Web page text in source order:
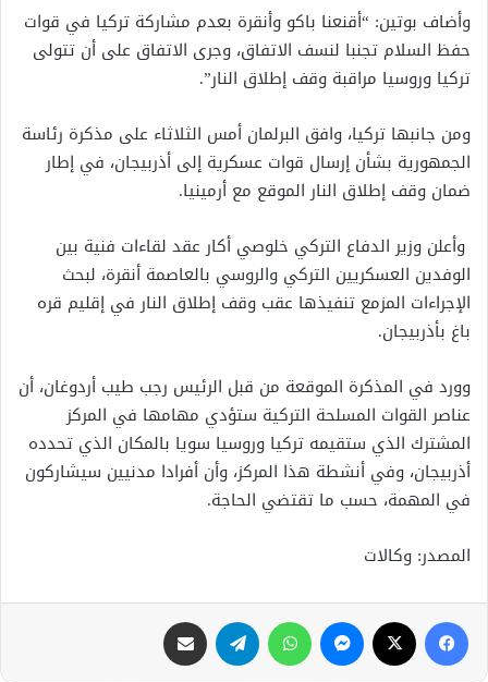
وأضاف بوتين: “أقنعنا باكو وأنقرة بعدم مشاركة تركيا في قوات
حفظ السلام تجنبا لنسف الاتفاق، وجرى الاتفاق على أن تتولى
تركيا وروسيا مراقبة وقف إطلاق النار”.
ومن جانبها تركيا، وافق البرلمان أمس الثلاثاء على مذكرة رئاسة
الجمهورية بشأن إرسال قوات عسكرية إلى أذربيجان، في إطار
ضمان وقف إطلاق النار الموقع مع أرمينيا.
وأعلن وزير الدفاع التركي خلوصي أكار عقد لقاءات فنية بين
الوفدين العسكريين التركي والروسي بالعاصمة أنقرة، لبحث
الإجراءات المزمع تنفيذها عقب وقف إطلاق النار في إقليم قره
باغ بأذربيجان.
وورد في المذكرة الموقعة من قبل الرئيس رجب طيب أردوغان، أن
عناصر القوات المسلحة التركية ستؤدي مهامها في المركز
المشترك الذي ستقيمه تركيا وروسيا سويا بالمكان الذي تحدده
أذربيجان، وفي أنشطة هذا المركز، وأن أفرادا مدنيين سيشاركون
في المهمة، حسب ما تقتضي الحاجة.
المصدر: وكالات
فيسبوك ماسنجر واتساب تيلقرام